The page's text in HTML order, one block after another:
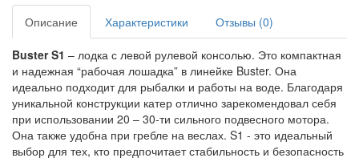
Описание Характеристики Отзывы (0)
Buster S1 – лодка с левой рулевой консолью. Это компактная
и надежная “рабочая лошадка” в линейке Buster. Она
идеально подходит для рыбалки и работы на воде. Благодаря
уникальной конструкции катер отлично зарекомендовал себя
при использовании 20 – 30-ти сильного подвесного мотора.
Она также удобна при гребле на веслах. S1 - это идеальный
выбор для тех, кто предпочитает стабильность и безопасность